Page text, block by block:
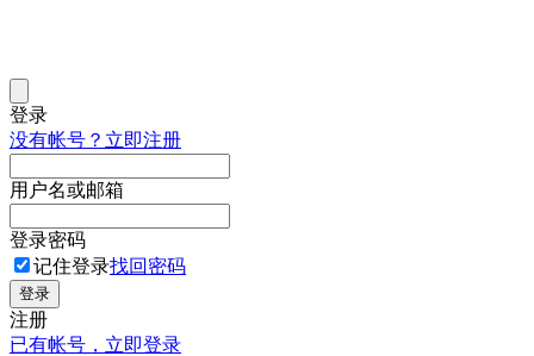
登录
没有帐号？立即注册
用户名或邮箱
登录密码
记住登录找回密码
登录
注册
已有帐号，立即登录